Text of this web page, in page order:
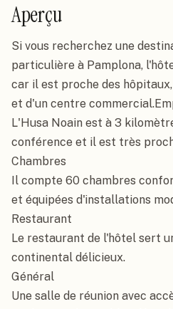
Aperçu
Si vous recherchez une
particulière à Pamplona,
car il est proche des
et d'un centre
L'Husa Noain est à 3
conférence et il est très
Chambres
Il compte 60 chambres
et équipées d'installations
Restaurant
Le restaurant de l'hôtel sert
continental délicieux.
Général
Une salle de réunion avec